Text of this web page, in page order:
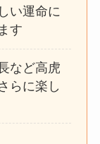
い運命に
す
など高虎
らに楽し